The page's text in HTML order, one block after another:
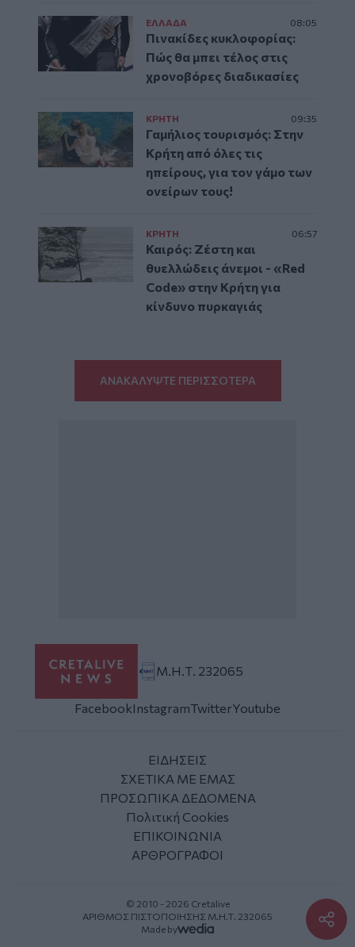
ΕΛΛAΔΑ 08:05
Πινακίδες κυκλοφορίας:
Πώς θα μπει τέλος στις
χρονοβόρες διαδικασίες
ΚΡΗΤΗ 09:35
Γαμήλιος τουρισμός: Στην
Κρήτη από όλες τις
ηπείρους, για τον γάμο των
ονείρων τους!
ΚΡΗΤΗ 06:57
Καιρός: Ζέστη και
θυελλώδεις άνεμοι - «Red
Code» στην Κρήτη για
κίνδυνο πυρκαγιάς
ΑΝΑΚΑΛΥΨΤΕ ΠΕΡΙΣΣΟΤΕΡΑ
Μ.Η.Τ. 232065
FacebookInstagramTwitterYoutube
ΕΙΔΗΣΕΙΣ
ΣΧΕΤΙΚΑ ΜΕ ΕΜΑΣ
ΠΡΟΣΩΠΙΚΑ ΔΕΔΟΜΕΝΑ
Πολιτική Cookies
ΕΠΙΚΟΙΝΩΝΙΑ
ΑΡΘΡΟΓΡΑΦΟΙ
© 2010 - 2026 Cretalive
ΑΡΙΘΜΟΣ ΠΙΣΤΟΠΟΙΗΣΗΣ Μ.Η.Τ. 232065
Made by